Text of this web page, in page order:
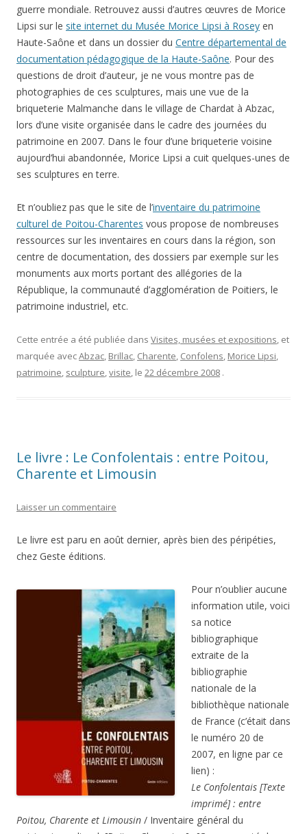
guerre mondiale. Retrouvez aussi d’autres œuvres de Morice
Lipsi sur le site internet du Musée Morice Lipsi à Rosey en
Haute-Saône et dans un dossier du Centre départemental de
documentation pédagogique de la Haute-Saône. Pour des
questions de droit d’auteur, je ne vous montre pas de
photographies de ces sculptures, mais une vue de la
briqueterie Malmanche dans le village de Chardat à Abzac,
lors d’une visite organisée dans le cadre des journées du
patrimoine en 2007. Dans le four d’une briqueterie voisine
aujourd’hui abandonnée, Morice Lipsi a cuit quelques-unes de
ses sculptures en terre.
Et n’oubliez pas que le site de l’inventaire du patrimoine
culturel de Poitou-Charentes vous propose de nombreuses
ressources sur les inventaires en cours dans la région, son
centre de documentation, des dossiers par exemple sur les
monuments aux morts portant des allégories de la
République, la communauté d’agglomération de Poitiers, le
patrimoine industriel, etc.
Cette entrée a été publiée dans Visites, musées et expositions, et
marquée avecAbzac, Brillac, Charente, Confolens, Morice Lipsi,
patrimoine, sculpture,visite, le 22 décembre 2008 .
Le livre : Le Confolentais : entre Poitou,
Charente et Limousin
Laisser un commentaire
Le livre est paru en août dernier, après bien des péripéties,
chez Geste éditions.
Pour n’oublier aucune
information utile, voici
sa notice
bibliographique
extraite de la
bibliographie
nationale de la
bibliothèque nationale
de France (c’était dans
le numéro 20 de
2007, en ligne par ce
lien) :
Le Confolentais [Texte
imprimé] : entre
Poitou, Charente et Limousin / Inventaire général du